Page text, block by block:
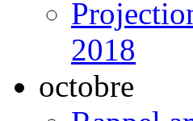
2018
octobre